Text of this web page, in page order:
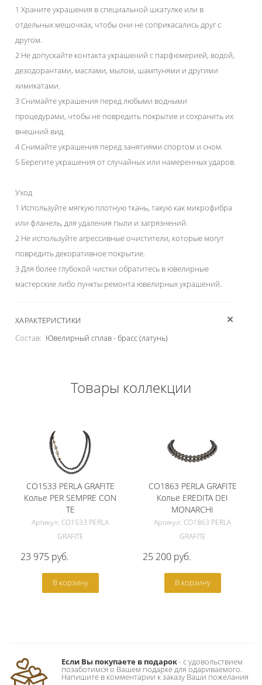
1 Храните украшения в специальной шкатулке или в
отдельных мешочках, чтобы они не соприкасались друг с
другом.
2 Не допускайте контакта украшений с парфюмерией, водой,
дезодорантами, маслами, мылом, шампунями и другими
химикатами.
3 Снимайте украшения перед любыми водными
процедурами, чтобы не повредить покрытие и сохранить их
внешний вид.
4 Снимайте украшения перед занятиями спортом и сном.
5 Берегите украшения от случайных или намеренных ударов.
Уход
1 Используйте мягкую плотную ткань, такую как микрофибра
или фланель, для удаления пыли и загрязнений.
2 Не используйте агрессивные очистители, которые могут
повредить декоративное покрытие.
3 Для более глубокой чистки обратитесь в ювелирные
мастерские либо пункты ремонта ювелирных украшений.
ХАРАКТЕРИСТИКИ
Состав: Ювелирный сплав - брасс (латунь)
Товары коллекции
CO1533 PERLA GRAFITE
Колье PER SEMPRE CON
TE
Артикул: CO1533 PERLA
GRAFITE
23 975 руб.
В корзину
CO1863 PERLA GRAFITE
Колье EREDITA DEI
MONARCHI
Артикул: CO1863 PERLA
GRAFITE
25 200 руб.
В корзину
Если Вы покупаете в подарок- c удовольствием
позаботимся о Вашем подарке для одариваемого.
Напишите в комментарии к заказу Ваши пожелания